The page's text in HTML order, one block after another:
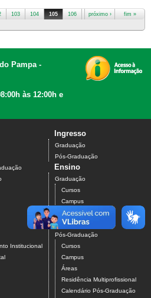
103 104 105 106 107 108
109
próximo › fim »
Pampa -
às 12:00h e
Institucional
Ingresso
Graduação
Pós-Graduação
Ensino
Graduação
Cursos
Campus
Áreas
Outras Informações
Pós-Graduação
Cursos
Campus
Áreas
Residência Multiprofissional
Calendário Pós-Graduação